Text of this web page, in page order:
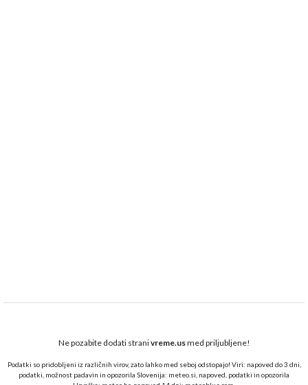
Ne pozabite dodati stranivreme.usmed priljubljene!
Podatki so pridobljeni iz različnih virov, zato lahko med seboj odstopajo! Viri: napoved do 3 dni,
podatki, možnost padavin in opozorila Slovenija: meteo.si, napoved, podatki in opozorila